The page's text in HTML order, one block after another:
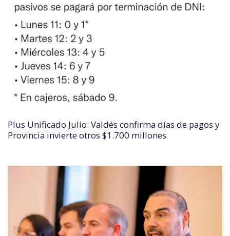
Plus Unificado Julio: Valdés confirma días de pagos y
Provincia invierte otros $1.700 millones